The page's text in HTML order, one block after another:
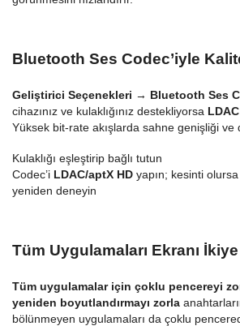
Bluetooth Ses Codec’iyle
Geliştirici Seçenekleri → Bluetooth Ses
cihazınız ve kulaklığınız destekliyorsa LDAC
Yüksek bit-rate akışlarda sahne genişliği ve
Kulaklığı eşleştirip bağlı tutun
Codec’i LDAC/aptX HD yapın; kesinti olursa
yeniden deneyin
Tüm Uygulamaları Ekranı
Tüm uygulamalar için çoklu pencereyi
yeniden boyutlandırmayı zorla
bölünmeyen uygulamaları da çoklu